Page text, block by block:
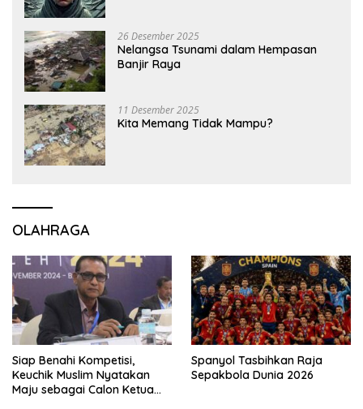
26 Desember 2025
Nelangsa Tsunami dalam Hempasan
Banjir Raya
11 Desember 2025
Kita Memang Tidak Mampu?
OLAHRAGA
Siap Benahi Kompetisi,
Keuchik Muslim Nyatakan
Maju sebagai Calon Ketua
Spanyol Tasbihkan Raja
Sepakbola Dunia 2026